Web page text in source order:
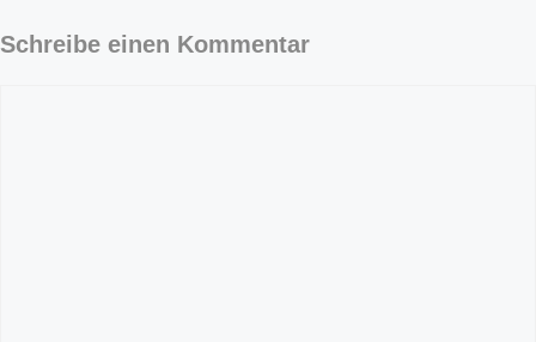
Schreibe einen Kommentar